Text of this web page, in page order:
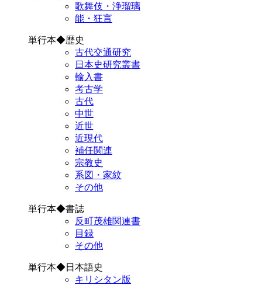
歌舞伎・浄瑠璃
能・狂言
単行本◆歴史
古代交通研究
日本史研究叢書
輸入書
考古学
古代
中世
近世
近現代
補任関連
宗教史
系図・家紋
その他
単行本◆書誌
反町茂雄関連書
目録
その他
単行本◆日本語史
キリシタン版